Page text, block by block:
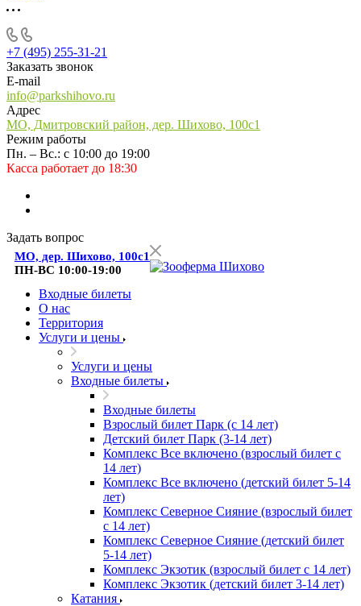
+7 (495) 255-31-21
Заказать звонок
E-mail
info@parkshihovo.ru
Адрес
МО, Дмитровский район, дер. Шихово, 100с1
Режим работы
Пн. – Вс.: с 10:00 до 19:00
Касса работает до 18:30
Задать вопрос
МО, дер. Шихово, 100с1
ПН-ВС 10:00-19:00
Входные билеты
О нас
Территория
Услуги и цены
Услуги и цены
Входные билеты
Входные билеты
Взрослый билет Парк (с 14 лет)
Детский билет Парк (3-14 лет)
Комплекс Все включено (взрослый билет с
14 лет)
Комплекс Все включено (детский билет 5-14
лет)
Комплекс Северное Сияние (взрослый билет
с 14 лет)
Комплекс Северное Сияние (детский билет
5-14 лет)
Комплекс Экзотик (взрослый билет с 14 лет)
Комплекс Экзотик (детский билет 3-14 лет)
Катания